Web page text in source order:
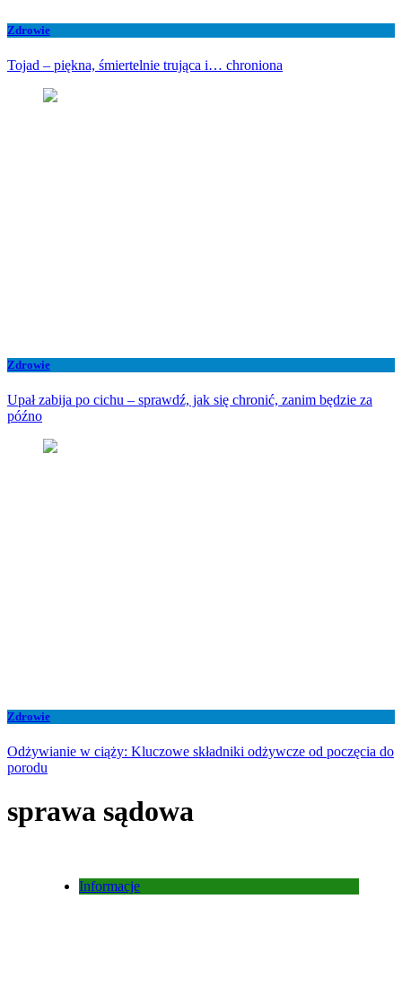
Zdrowie
Tojad – piękna, śmiertelnie trująca i… chroniona
Zdrowie
Upał zabija po cichu – sprawdź, jak się chronić, zanim będzie za
późno
Zdrowie
Odżywianie w ciąży: Kluczowe składniki odżywcze od poczęcia do
porodu
sprawa sądowa
Informacje